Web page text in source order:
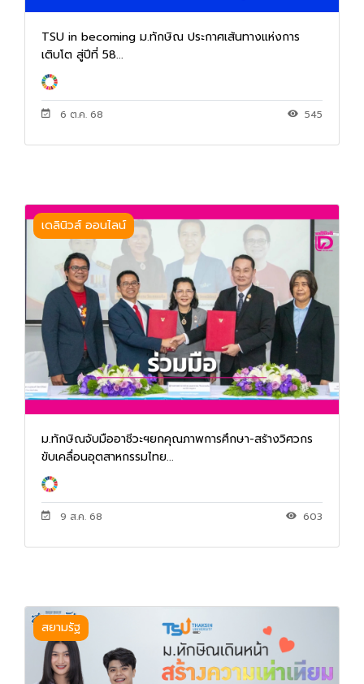
TSU in becoming ม.ทักษิณ ประกาศเส้นทางแห่งการ
เติบโต สู่ปีที่ 58...
6 ต.ค. 68 545
เดลินิวส์ ออนไลน์
ม.ทักษิณจับมืออาชีวะฯยกคุณภาพการศึกษา-สร้างวิศวกร
ขับเคลื่อนอุตสาหกรรมไทย...
9 ส.ค. 68 603
สยามรัฐ